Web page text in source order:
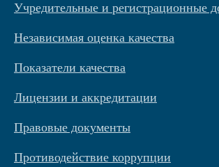
Учредительные и регистрационные
Независимая оценка качества
Показатели качества
Лицензии и аккредитации
Правовые документы
Противодействие коррупции